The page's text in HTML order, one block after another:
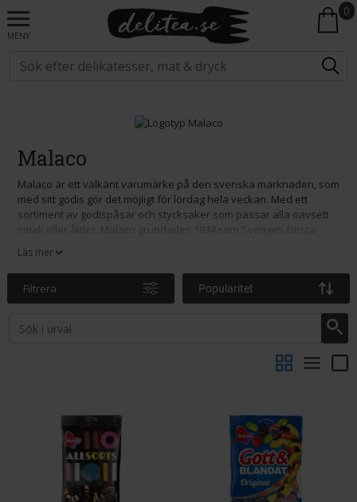
MENY
0
Malaco
Malaco är ett välkänt varumärke på den svenska marknaden, som
med sitt godis gör det möjligt för lördag hela veckan. Med ett
sortiment av godispåsar och stycksaker som passar alla oavsett
smak eller ålder. Malaco grundades 1934 som Sveriges första
bokstäverna i Malmö Lakrits Compani.
Idag hittar du mycket mer än bara lakrits i sortimentet. Sortimentet
består numer av smaker såsom surt, salt och sött. Kanske känns
Zoo, Djungelvrål, Pim Pim eller Gott & Blandat bekant? Malaco har
godis för alla åldrar och alla smaker! Sortimentet uppdateras
Läs mer
Filtrera Popularitet